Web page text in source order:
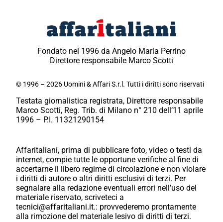
Fondato nel 1996 da Angelo Maria Perrino
Direttore responsabile Marco Scotti
© 1996 – 2026 Uomini & Affari S.r.l. Tutti i diritti sono riservati
Testata giornalistica registrata, Direttore responsabile
Marco Scotti, Reg. Trib. di Milano n° 210 dell’11 aprile
1996 – P.I. 11321290154
Affaritaliani, prima di pubblicare foto, video o testi da
internet, compie tutte le opportune verifiche al fine di
accertarne il libero regime di circolazione e non violare
i diritti di autore o altri diritti esclusivi di terzi. Per
segnalare alla redazione eventuali errori nell’uso del
materiale riservato, scriveteci a
tecnici@affaritaliani.it.: provvederemo prontamente
alla rimozione del materiale lesivo di diritti di terzi.